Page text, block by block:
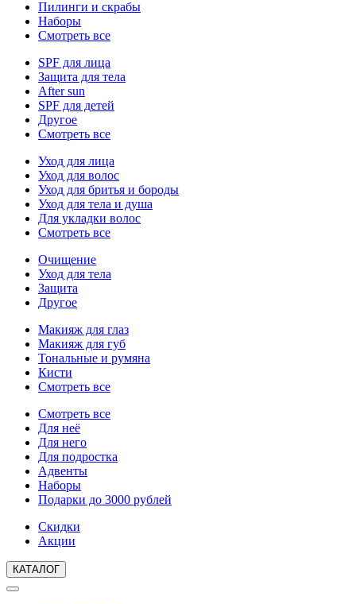
Пилинги и скрабы
Наборы
Смотреть все
SPF для лица
Защита для тела
After sun
SPF для детей
Другое
Смотреть все
Уход для лица
Уход для волос
Уход для бритья и бороды
Уход для тела и душа
Для укладки волос
Смотреть все
Очищение
Уход для тела
Защита
Другое
Макияж для глаз
Макияж для губ
Тональные и румяна
Кисти
Смотреть все
Смотреть все
Для неё
Для него
Для подростка
Адвенты
Наборы
Подарки до 3000 рублей
Скидки
Акции
КАТАЛОГ